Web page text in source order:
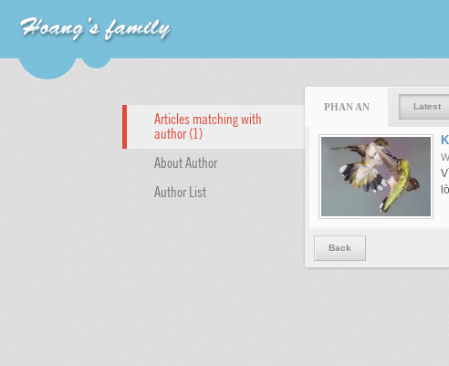
Articles matching with
author (1)
About Author
Author List
PHAN AN Latest
Back